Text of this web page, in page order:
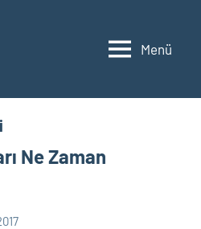
Puanları
Menü
Ne Zaman